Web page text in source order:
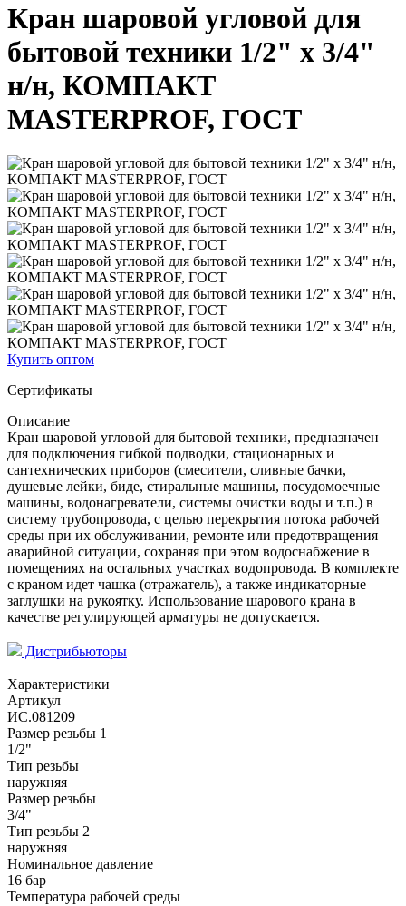
Кран шаровой угловой для
бытовой техники 1/2" х 3/4"
н/н, КОМПАКТ
MASTERPROF, ГОСТ
Купить оптом
Сертификаты
Описание
Кран шаровой угловой для бытовой техники, предназначен
для подключения гибкой подводки, стационарных и
сантехнических приборов (смесители, сливные бачки,
душевые лейки, биде, стиральные машины, посудомоечные
машины, водонагреватели, системы очистки воды и т.п.) в
систему трубопровода, с целью перекрытия потока рабочей
среды при их обслуживании, ремонте или предотвращения
аварийной ситуации, сохраняя при этом водоснабжение в
помещениях на остальных участках водопровода. В комплекте
с краном идет чашка (отражатель), а также индикаторные
заглушки на рукоятку. Использование шарового крана в
качестве регулирующей арматуры не допускается.
Дистрибьюторы
Характеристики
Артикул
ИС.081209
Размер резьбы 1
1/2"
Тип резьбы
наружняя
Размер резьбы
3/4"
Тип резьбы 2
наружняя
Номинальное давление
16 бар
Температура рабочей среды